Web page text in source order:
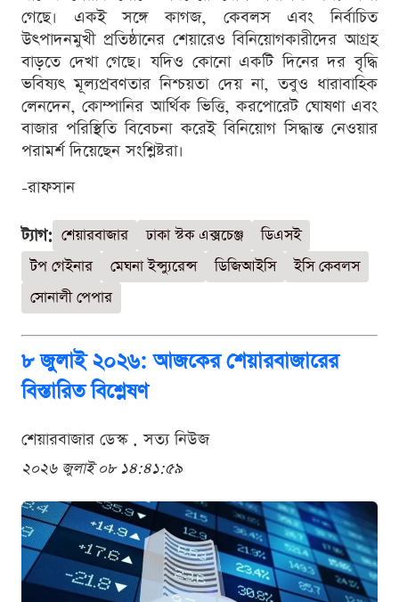
গেছে। একই সঙ্গে কাগজ, কেবলস এবং নির্বাচিত
উৎপাদনমুখী প্রতিষ্ঠানের শেয়ারেও বিনিয়োগকারীদের আগ্রহ
বাড়তে দেখা গেছে। যদিও কোনো একটি দিনের দর বৃদ্ধি
ভবিষ্যৎ মূল্যপ্রবণতার নিশ্চয়তা দেয় না, তবুও ধারাবাহিক
লেনদেন, কোম্পানির আর্থিক ভিত্তি, করপোরেট ঘোষণা এবং
বাজার পরিস্থিতি বিবেচনা করেই বিনিয়োগ সিদ্ধান্ত নেওয়ার
পরামর্শ দিয়েছেন সংশ্লিষ্টরা।
-রাফসান
ট্যাগ: শেয়ারবাজার ঢাকা স্টক এক্সচেঞ্জ
ডিএসই
টপ গেইনার
মেঘনা ইন্স্যুরেন্স ডিজিআইসি
ইসি কেবলস
সোনালী পেপার
৮ জুলাই ২০২৬: আজকের শেয়ারবাজারের
বিস্তারিত বিশ্লেষণ
শেয়ারবাজার ডেস্ক . সত্য নিউজ
২০২৬ জুলাই ০৮ ১৪:৪১:৫৯